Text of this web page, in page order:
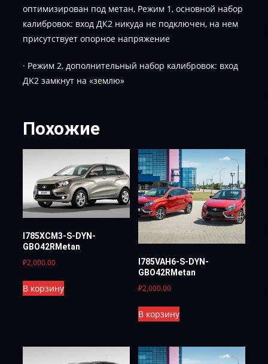
оптимизирован под метан, Режим 1, основной набор
калибровок: вход ДК2 никуда не подключен, на нем
присутствует опорное напряжение
· Режим 2, дополнительный набор калибровок: вход
ДK2 замкнут на «землю»
Похожие
I785XCM3-S-DYN-
GBO42RMetan
₽2,000.00
В корзину
I785VAH6-S-DYN-
GBO42RMetan
₽2,000.00
В корзину